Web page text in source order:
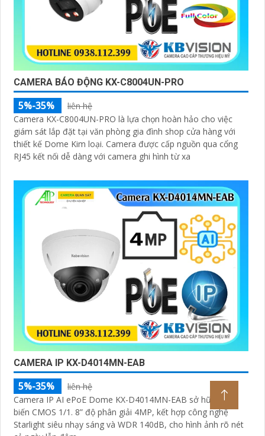
CAMERA BÁO ĐỘNG KX-C8004UN-PRO
5%-35%
liên hệ
Camera KX-C8004UN-PRO là lựa chọn hoàn hảo cho việc
giám sát lắp đặt tại văn phòng gia đình shop cửa hàng với
thiết kế Dome Kim loại. Camera được cấp nguồn qua cổng
RJ45 kết nối dễ dàng với camera ghi hình từ xa
CAMERA IP KX-D4014MN-EAB
5%-35%
liên hệ
Camera IP AI ePoE Dome KX-D4014MN-EAB sở hữu cảm
biến CMOS 1/1. 8” độ phân giải 4MP, kết hợp công nghệ
Starlight siêu nhạy sáng và WDR 140dB, cho hình ảnh rõ nét